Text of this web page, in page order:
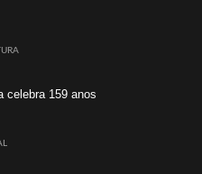
celebra 159 anos